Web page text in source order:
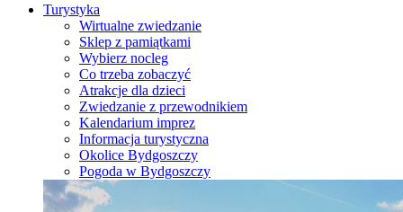
Turystyka
Wirtualne zwiedzanie
Sklep z pamiątkami
Wybierz nocleg
Co trzeba zobaczyć
Atrakcje dla dzieci
Zwiedzanie z przewodnikiem
Kalendarium imprez
Informacja turystyczna
Okolice Bydgoszczy
Pogoda w Bydgoszczy